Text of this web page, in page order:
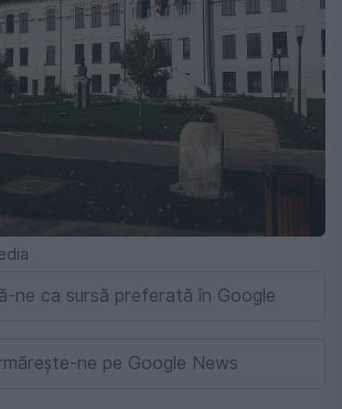
ne ca sursă preferată în Google
ne pe Google News